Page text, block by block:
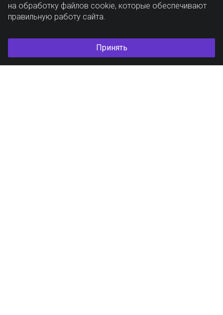
на обработку файлов cookie, которые обеспечивают
правильную работу сайта.
Принять